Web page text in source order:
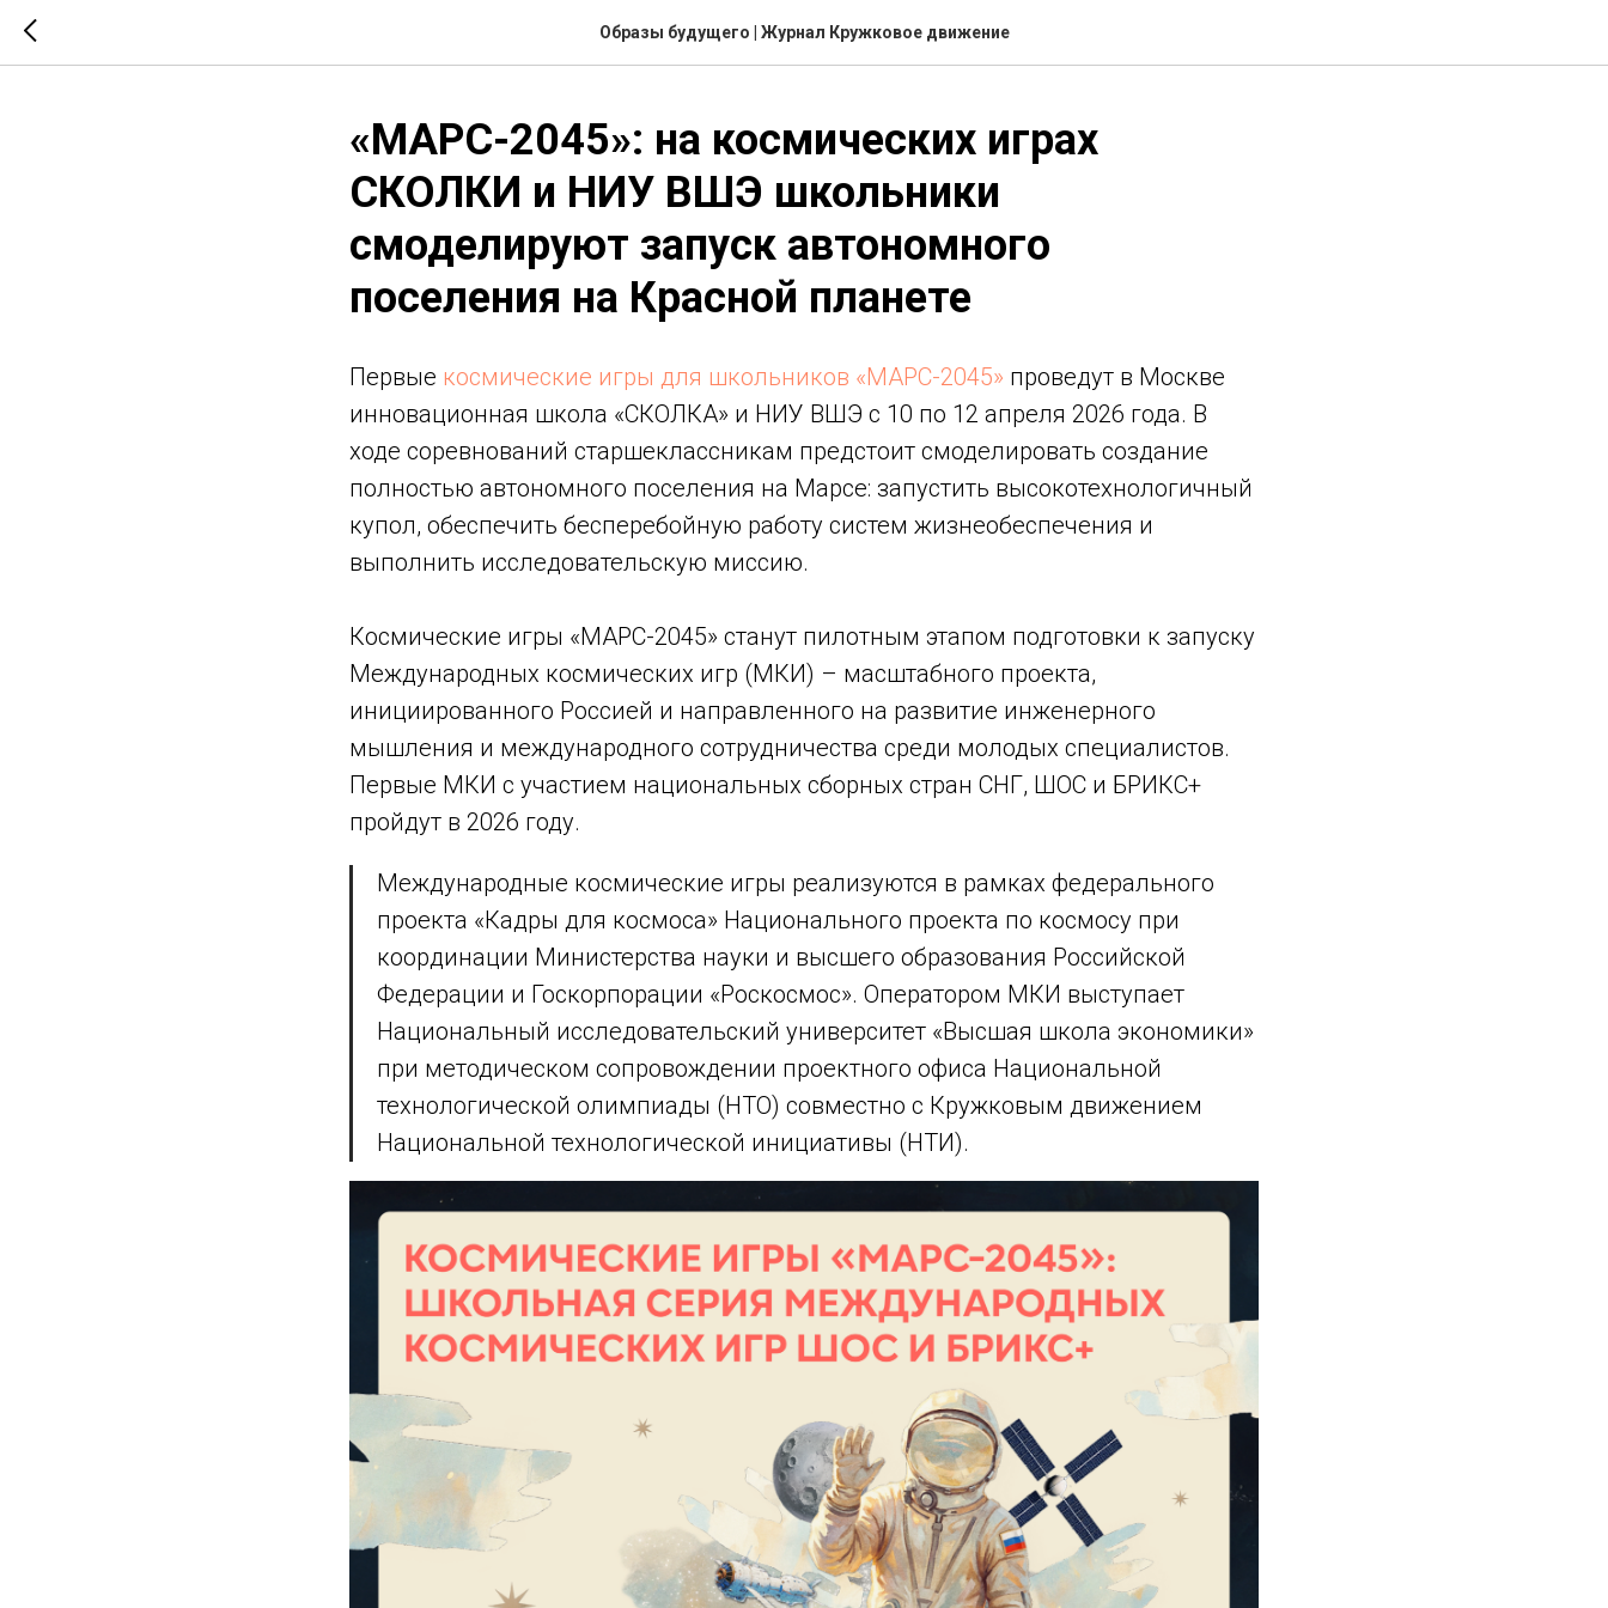
Образы будущего | Журнал Кружковое движение
«МАРС-2045»: на космических играх
СКОЛКИ и НИУ ВШЭ школьники
смоделируют запуск автономного
поселения на Красной планете
Первые космические игры для школьников «МАРС-2045» проведут в Москве
инновационная школа «СКОЛКА» и НИУ ВШЭ с 10 по 12 апреля 2026 года. В
ходе соревнований старшеклассникам предстоит смоделировать создание
полностью автономного поселения на Марсе: запустить высокотехнологичный
купол, обеспечить бесперебойную работу систем жизнеобеспечения и
выполнить исследовательскую миссию.
Космические игры «МАРС-2045» станут пилотным этапом подготовки к запуску
Международных космических игр (МКИ) – масштабного проекта,
инициированного Россией и направленного на развитие инженерного
мышления и международного сотрудничества среди молодых специалистов.
Первые МКИ с участием национальных сборных стран СНГ, ШОС и БРИКС+
пройдут в 2026 году.
Международные космические игры реализуются в рамках федерального
проекта «Кадры для космоса» Национального проекта по космосу при
координации Министерства науки и высшего образования Российской
Федерации и Госкорпорации «Роскосмос». Оператором МКИ выступает
Национальный исследовательский университет «Высшая школа экономики»
при методическом сопровождении проектного офиса Национальной
технологической олимпиады (НТО) совместно с Кружковым движением
Национальной технологической инициативы (НТИ).